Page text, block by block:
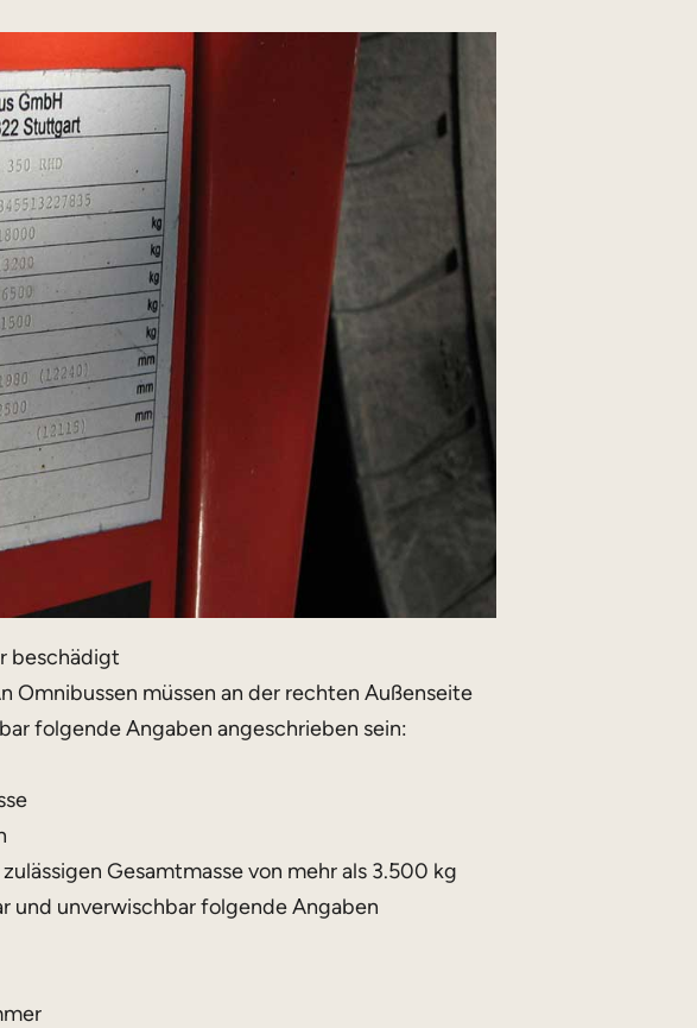
beschädigt
Omnibussen müssen an der rechten Außenseite
folgende Angaben angeschrieben sein:
Gesamtmasse von mehr als 3.500 kg
und unverwischbar folgende Angaben